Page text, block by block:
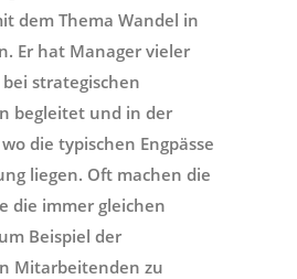
dem Thema Wandel in
Er hat Manager vieler
strategischen
begleitet und in der
die typischen Engpässe
liegen. Oft machen die
die immer gleichen
Beispiel der
Mitarbeitenden zu